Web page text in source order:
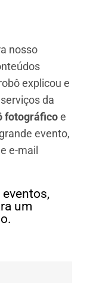
nosso
explicou e
da
fotográficoe
evento,
e-mail
um